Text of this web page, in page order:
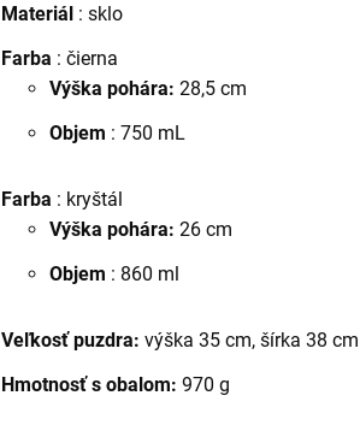
Materiál : sklo
Farba : čierna
Výška pohára: 28,5 cm
Objem : 750 mL
Farba : kryštál
Výška pohára: 26 cm
Objem : 860 ml
Veľkosť puzdra: výška 35 cm, šírka 38 cm
Hmotnosť s obalom: 970 g